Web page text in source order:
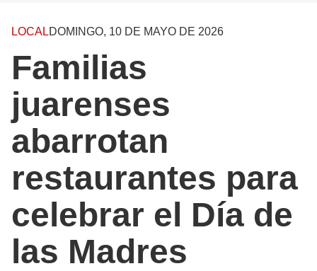
LOCALDOMINGO, 10 DE MAYO DE 2026
Familias
juarenses
abarrotan
restaurantes para
celebrar el Día de
las Madres